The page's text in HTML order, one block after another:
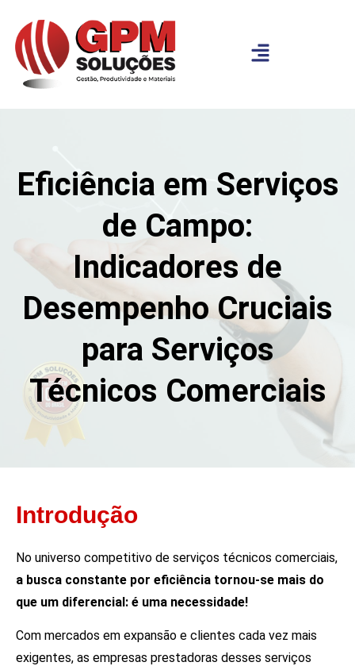
Eficiência em Serviços
de Campo:
Indicadores de
Desempenho Cruciais
para Serviços
Técnicos Comerciais
Introdução
No universo competitivo de serviços técnicos comerciais,
a busca constante por eficiência tornou-se mais do
que um diferencial: é uma necessidade!
Com mercados em expansão e clientes cada vez mais
exigentes, as empresas prestadoras desses serviços